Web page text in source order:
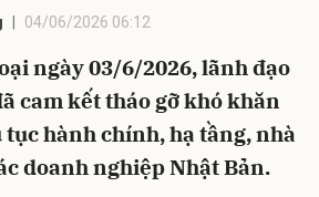
04/06/2026 06:12
ngày 03/6/2026, lãnh đạo
cam kết tháo gỡ khó khăn
hành chính, hạ tầng, nhà
doanh nghiệp Nhật Bản.
Hủy